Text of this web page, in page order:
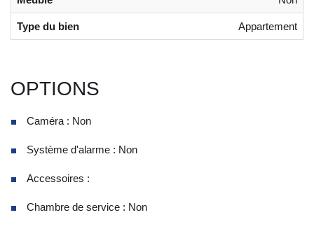
Type du bien Appartement
OPTIONS
Caméra : Non
Système d'alarme : Non
Accessoires :
Chambre de service : Non